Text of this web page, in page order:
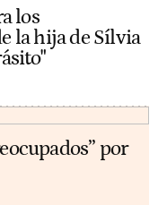
los
la hija de Sílvia
por